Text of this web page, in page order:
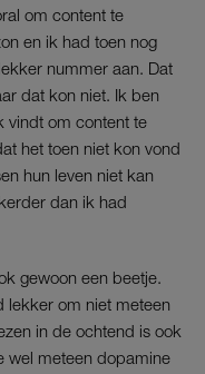
om content te
en ik had toen nog
nummer aan. Dat
dat kon niet. Ik ben
vindt om content te
het toen niet kon vond
hun leven niet kan
dan ik had
gewoon een beetje.
lekker om niet meteen
in de ochtend is ook
wel meteen dopamine